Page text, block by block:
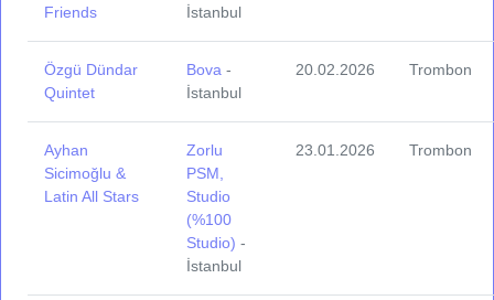
Friends
İstanbul
Özgü Dündar
Quintet
Bova -
İstanbul
20.02.2026 Trombon
Ayhan
Sicimoğlu &
Latin All Stars
Zorlu
PSM,
Studio
(%100
Studio) -
İstanbul
23.01.2026 Trombon